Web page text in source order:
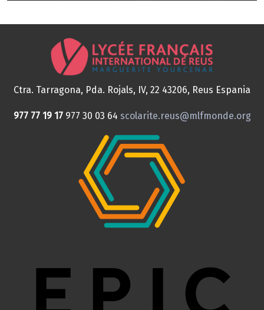
Ctra. Tarragona, Pda. Rojals, IV, 22 43206, Reus Espania
977 77 19 17 977 30 03 64 scolarite.reus@mlfmonde.org